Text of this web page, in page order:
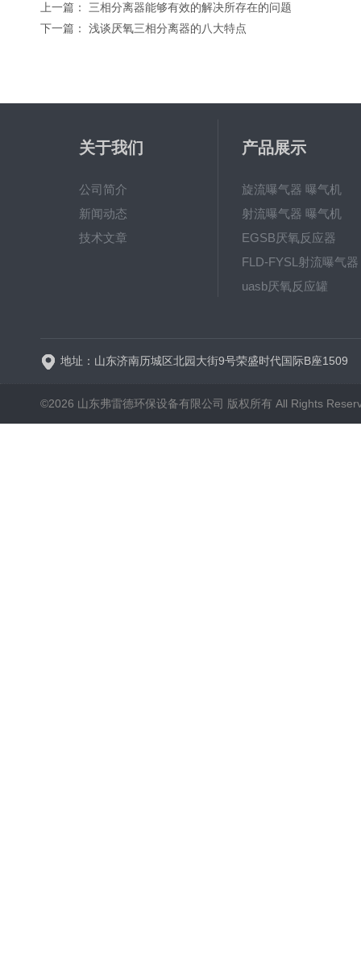
上一篇： 三相分离器能够有效的解决所存在的问题
下一篇： 浅谈厌氧三相分离器的八大特点
关于我们
公司简介
新闻动态
技术文章
产品展示
旋流曝气器 曝气机
射流曝气器 曝气机
EGSB厌氧反应器
FLD-FYSL射流曝气器
uasb厌氧反应罐
地址：山东济南历城区北园大街9号荣盛时代国际B座1509
©2026 山东弗雷德环保设备有限公司 版权所有 All Rights